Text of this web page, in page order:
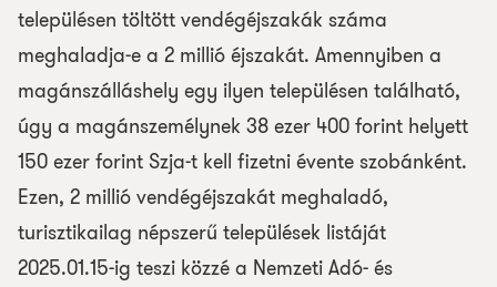
településen töltött vendégéjszakák száma
meghaladja-e a 2 millió éjszakát. Amennyiben a
magánszálláshely egy ilyen településen található,
úgy a magánszemélynek 38 ezer 400 forint helyett
150 ezer forint Szja-t kell fizetni évente szobánként.
Ezen, 2 millió vendégéjszakát meghaladó,
turisztikailag népszerű települések listáját
2025.01.15-ig teszi közzé a Nemzeti Adó- és